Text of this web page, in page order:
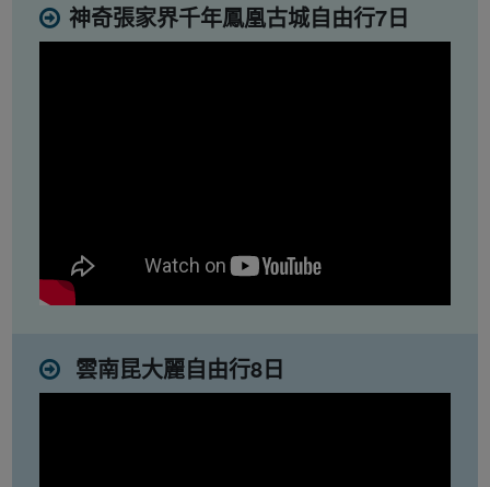
神奇張家界千年鳳凰古城自由行7日
雲南昆大麗自由行8日